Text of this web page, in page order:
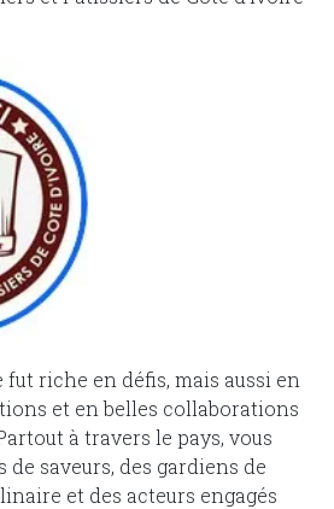
fut riche en défis, mais aussi en
et en belles collaborations
à travers le pays, vous
de saveurs, des gardiens de
et des acteurs engagés